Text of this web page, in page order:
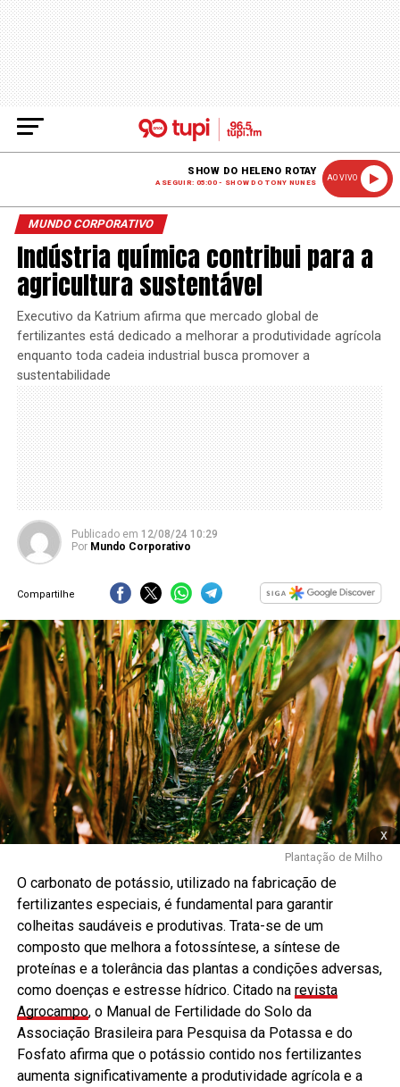
SHOW DO HELENO ROTAY
A SEGUIR: 05:00 - SHOW DO TONY NUNES
AO VIVO
MUNDO CORPORATIVO
Indústria química contribui para a
agricultura sustentável
Executivo da Katrium afirma que mercado global de
fertilizantes está dedicado a melhorar a produtividade agrícola
enquanto toda cadeia industrial busca promover a
sustentabilidade
Publicado em 12/08/24 10:29
Por Mundo Corporativo
Compartilhe
x
Plantação de Milho
O carbonato de potássio, utilizado na fabricação de
fertilizantes especiais, é fundamental para garantir
colheitas saudáveis e produtivas. Trata-se de um
composto que melhora a fotossíntese, a síntese de
proteínas e a tolerância das plantas a condições adversas,
como doenças e estresse hídrico. Citado na revista
Agrocampo, o Manual de Fertilidade do Solo da
Associação Brasileira para Pesquisa da Potassa e do
Fosfato afirma que o potássio contido nos fertilizantes
aumenta significativamente a produtividade agrícola e a